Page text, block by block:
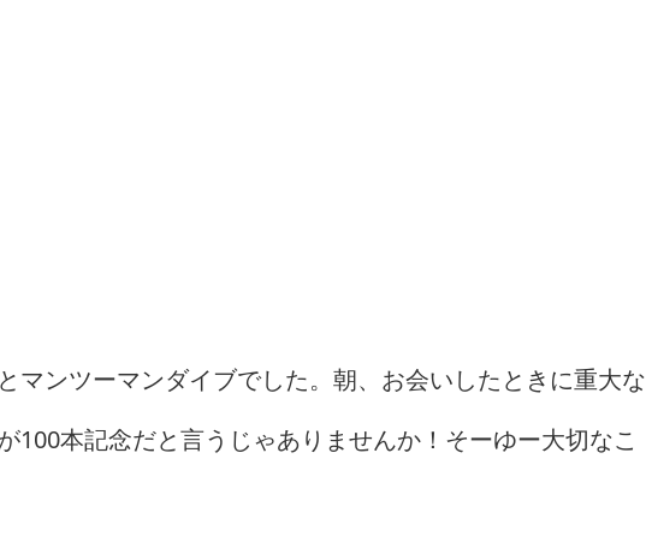
マンツーマンダイブでした。朝、お会いしたときに重大な
100本記念だと言うじゃありませんか！そーゆー大切なこ